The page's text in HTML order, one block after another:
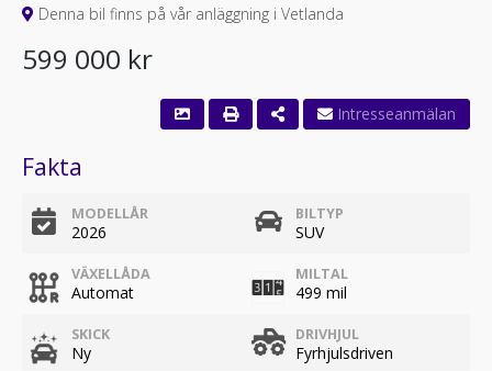
Denna bil finns på vår anläggning i Vetlanda
599 000 kr
Fakta
MODELLÅR
2026
BILTYP
SUV
VÄXELLÅDA
Automat
MILTAL
499 mil
SKICK
Ny
DRIVHJUL
Fyrhjulsdriven